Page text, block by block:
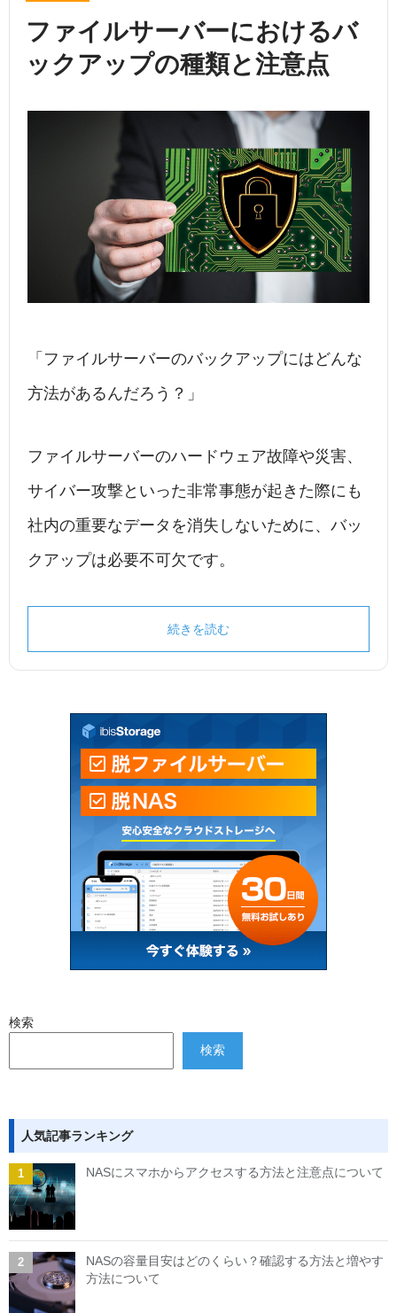
ファイルサーバーにおけるバ
ックアップの種類と注意点
「ファイルサーバーのバックアップにはどんな
方法があるんだろう？」
ファイルサーバーのハードウェア故障や災害、
サイバー攻撃といった非常事態が起きた際にも
社内の重要なデータを消失しないために、バッ
クアップは必要不可欠です。
続きを読む
検索
検索
人気記事ランキング
NASにスマホからアクセスする方法と注意点について
NASの容量目安はどのくらい？確認する方法と増やす
方法について